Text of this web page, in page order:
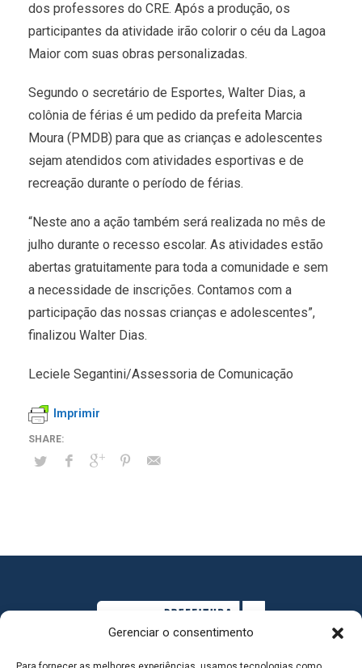
Gerenciar o consentimento
dos professores do CRE. Após a produção, os
participantes da atividade irão colorir o céu da Lagoa
Maior com suas obras personalizadas.
Segundo o secretário de Esportes, Walter Dias, a
colônia de férias é um pedido da prefeita Marcia
Moura (PMDB) para que as crianças e adolescentes
sejam atendidos com atividades esportivas e de
recreação durante o período de férias.
“Neste ano a ação também será realizada no mês de
julho durante o recesso escolar. As atividades estão
abertas gratuitamente para toda a comunidade e sem
a necessidade de inscrições. Contamos com a
participação das nossas crianças e adolescentes”,
finalizou Walter Dias.
Leciele Segantini/Assessoria de Comunicação
Imprimir